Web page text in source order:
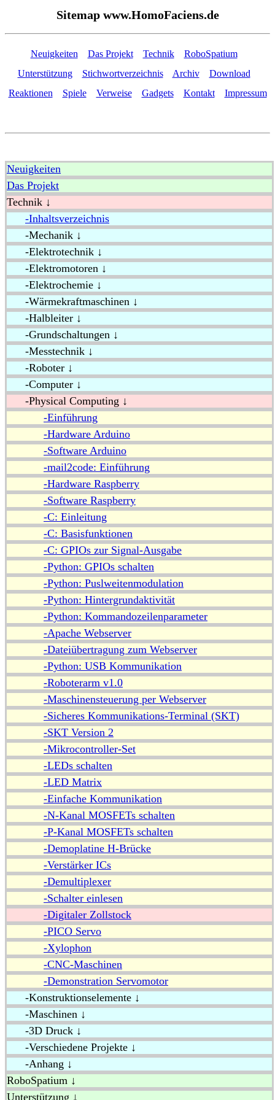
Sitemap www.HomoFaciens.de
Neuigkeiten Das Projekt Technik
RoboSpatium
Unterstützung
Stichwortverzeichnis Archiv
Download
Reaktionen
Spiele Verweise Gadgets Kontakt Impressum
Neuigkeiten
Das Projekt
Technik ↓
-Inhaltsverzeichnis
-Mechanik ↓
-Elektrotechnik ↓
-Elektromotoren ↓
-Elektrochemie ↓
-Wärmekraftmaschinen ↓
-Halbleiter ↓
-Grundschaltungen ↓
-Messtechnik ↓
-Roboter ↓
-Computer ↓
-Physical Computing ↓
-Einführung
-Hardware Arduino
-Software Arduino
-mail2code: Einführung
-Hardware Raspberry
-Software Raspberry
-C: Einleitung
-C: Basisfunktionen
-C: GPIOs zur Signal-Ausgabe
-Python: GPIOs schalten
-Python: Puslweitenmodulation
-Python: Hintergrundaktivität
-Python: Kommandozeilenparameter
-Apache Webserver
-Dateiübertragung zum Webserver
-Python: USB Kommunikation
-Roboterarm v1.0
-Maschinensteuerung per Webserver
-Sicheres Kommunikations-Terminal (SKT)
-SKT Version 2
-Mikrocontroller-Set
-LEDs schalten
-LED Matrix
-Einfache Kommunikation
-N-Kanal MOSFETs schalten
-P-Kanal MOSFETs schalten
-Demoplatine H-Brücke
-Verstärker ICs
-Demultiplexer
-Schalter einlesen
-Digitaler Zollstock
-PICO Servo
-Xylophon
-CNC-Maschinen
-Demonstration Servomotor
-Konstruktionselemente ↓
-Maschinen ↓
-3D Druck ↓
-Verschiedene Projekte ↓
-Anhang ↓
RoboSpatium ↓
Unterstützung ↓